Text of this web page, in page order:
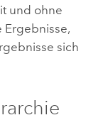
und ohne
Ergebnisse,
sich